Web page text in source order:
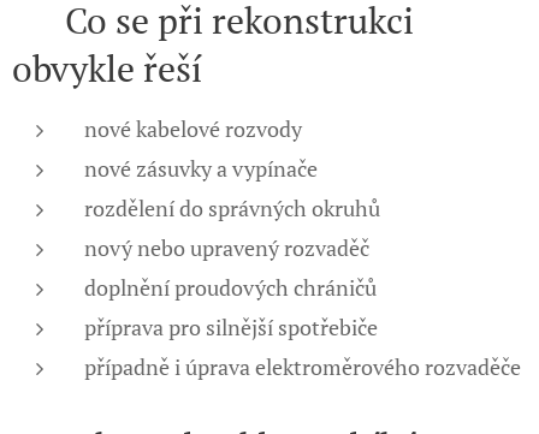
📋 Co se při rekonstrukci
obvykle řeší
nové kabelové rozvody
nové zásuvky a vypínače
rozdělení do správných okruhů
nový nebo upravený rozvaděč
doplnění proudových chráničů
příprava pro silnější spotřebiče
případně i úprava elektroměrového rozvaděče